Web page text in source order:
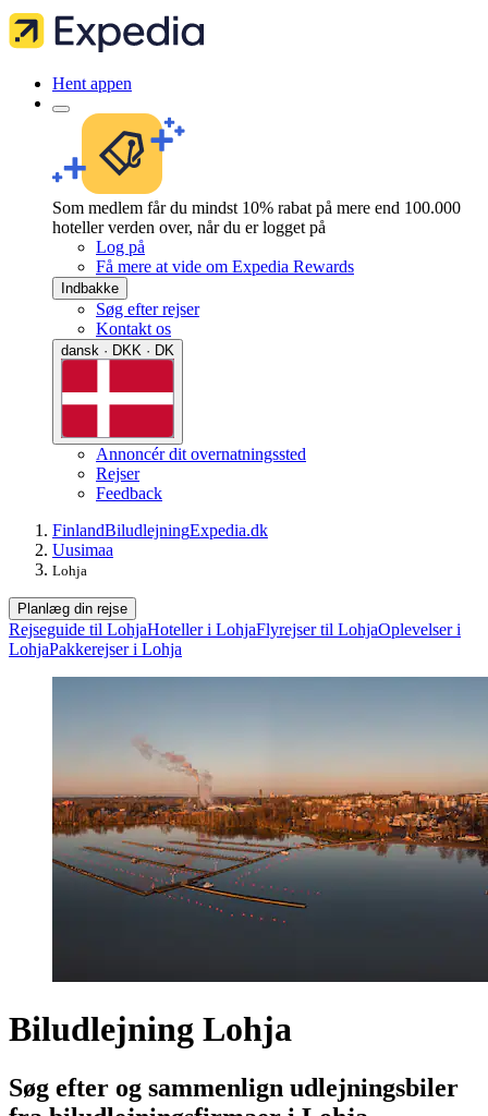
Hent appen
Som medlem får du mindst 10% rabat på mere end 100.000
hoteller verden over, når du er logget på
Log på
Få mere at vide om Expedia Rewards
Indbakke
Søg efter rejser
Kontakt os
dansk · DKK · DK
Annoncér dit overnatningssted
Rejser
Feedback
FinlandBiludlejningExpedia.dk
Uusimaa
Lohja
Planlæg din rejse
Rejseguide til LohjaHoteller i LohjaFlyrejser til LohjaOplevelser i
LohjaPakkerejser i Lohja
Biludlejning Lohja
Søg efter og sammenlign udlejningsbiler